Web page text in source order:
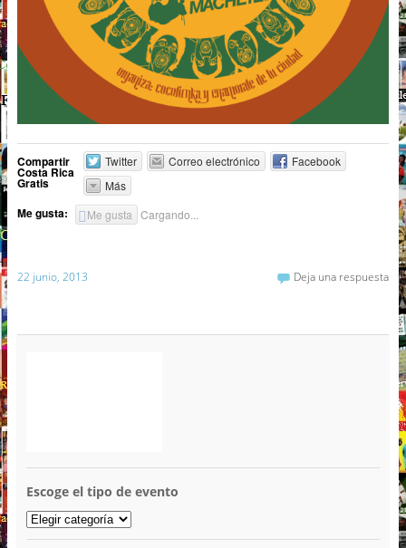
Compartir
Costa Rica
Gratis
Twitter Correo electrónico
Facebook
Más
Me gusta: Me gusta Cargando...
22 junio, 2013 Deja una respuesta
Escoge el tipo de evento